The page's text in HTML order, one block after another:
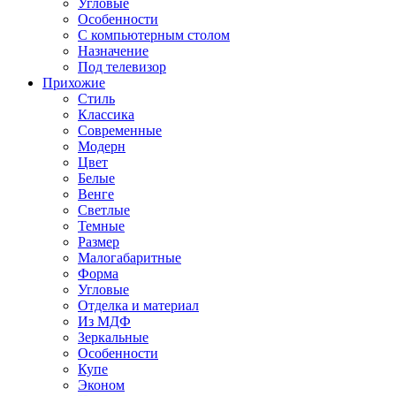
Угловые
Особенности
С компьютерным столом
Назначение
Под телевизор
Прихожие
Стиль
Классика
Современные
Модерн
Цвет
Белые
Венге
Светлые
Темные
Размер
Малогабаритные
Форма
Угловые
Отделка и материал
Из МДФ
Зеркальные
Особенности
Купе
Эконом